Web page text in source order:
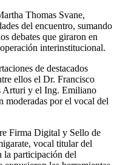
Thomas Svane,
del encuentro, sumando
debates que giraron en
interinstitucional.
de destacados
ellos el Dr. Francisco
Arturi y el Ing. Emiliano
moderadas por el vocal del
Firma Digital y Sello de
vocal titular del
la participación del